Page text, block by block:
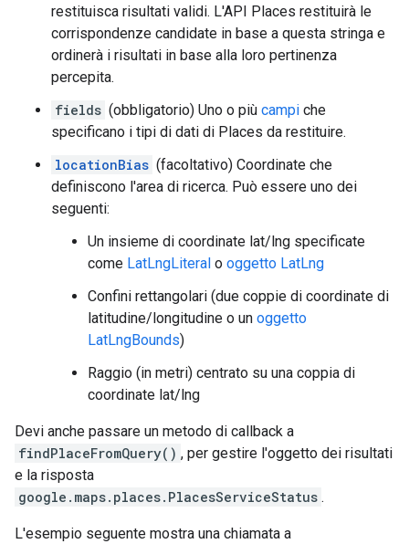
restituisca risultati validi. L'API Places restituirà le
corrispondenze candidate in base a questa stringa e
ordinerà i risultati in base alla loro pertinenza
percepita.
fields (obbligatorio) Uno o più campi che
specificano i tipi di dati di Places da restituire.
locationBias (facoltativo) Coordinate che
definiscono l'area di ricerca. Può essere uno dei
seguenti:
Un insieme di coordinate lat/lng specificate
come LatLngLiteral o oggetto LatLng
Confini rettangolari (due coppie di coordinate di
latitudine/longitudine o un oggetto
LatLngBounds)
Raggio (in metri) centrato su una coppia di
coordinate lat/lng
Devi anche passare un metodo di callback a
findPlaceFromQuery() , per gestire l'oggetto dei risultati
e la risposta
google.maps.places.PlacesServiceStatus .
L'esempio seguente mostra una chiamata a